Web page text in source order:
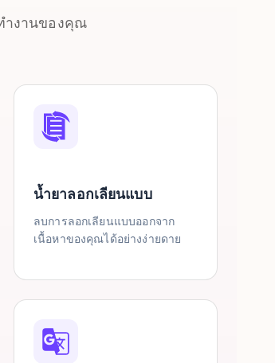
ำงานของคุณ
น้ำยาลอกเลียนแบบ
ลบการลอกเลียนแบบออกจาก
เนื้อหาของคุณได้อย่างง่ายดาย